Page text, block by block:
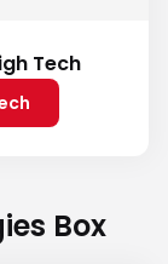
Tech
Box